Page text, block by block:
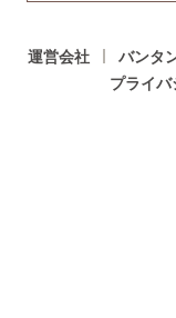
運営会社 バンタ
プライ